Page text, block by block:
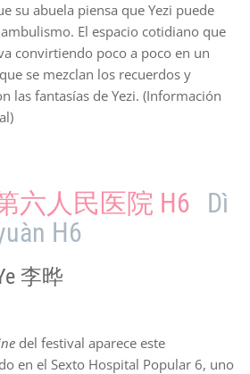
su abuela piensa que Yezi puede
El espacio cotidiano que
convirtiendo poco a poco en un
se mezclan los recuerdos y
las fantasías de Yezi. (Información
六人民医院 H6
Dì
H6
李晔
del festival aparece este
en el Sexto Hospital Popular 6, uno